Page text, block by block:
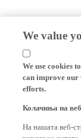
We value
We use cookies
can improve our
efforts.
верзии на